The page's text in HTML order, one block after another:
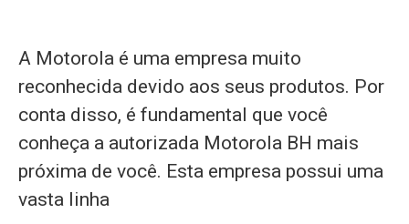
A Motorola é uma empresa muito
reconhecida devido aos seus produtos. Por
conta disso, é fundamental que você
conheça a autorizada Motorola BH mais
próxima de você. Esta empresa possui uma
vasta linha